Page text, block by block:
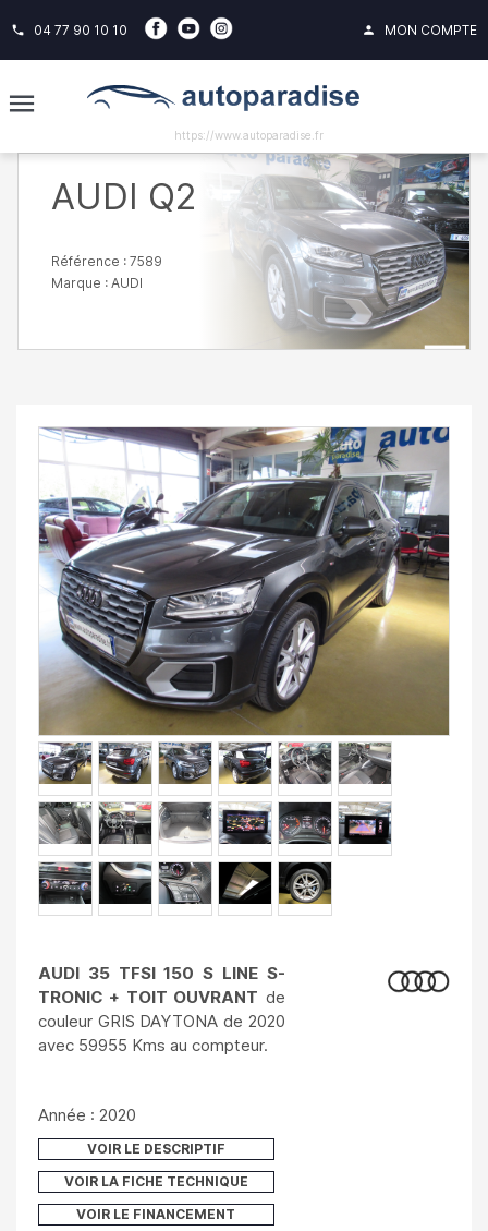
phone 04 77 90 10 10 person MON COMPTE
https://www.autoparadise.fr
AUDI Q2
Référence : 7589
Marque : AUDI
AUDI 35 TFSI 150 S LINE S-
TRONIC + TOIT OUVRANT de
couleur GRIS DAYTONA de 2020
avec 59955 Kms au compteur.
Année : 2020
VOIR LE DESCRIPTIF
VOIR LA FICHE TECHNIQUE
VOIR LE FINANCEMENT